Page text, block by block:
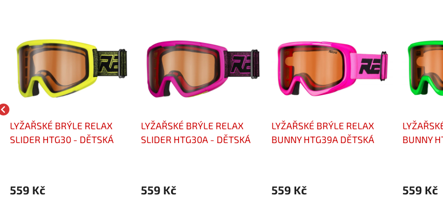
LYŽAŘSKÉ BRÝLE RELAX
SLIDER HTG30 - DĚTSKÁ
559 Kč
LYŽAŘSKÉ BRÝLE RELAX
SLIDER HTG30A - DĚTSKÁ
559 Kč
LYŽAŘSKÉ BRÝLE RELAX
BUNNY HTG39A DĚTSKÁ
559 Kč
BUNNY
559 Kč